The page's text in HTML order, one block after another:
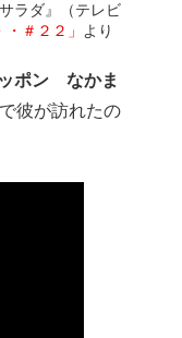
ラダ』（テレビ
＃２２」 より
ッポン なかま
彼が訪れたの